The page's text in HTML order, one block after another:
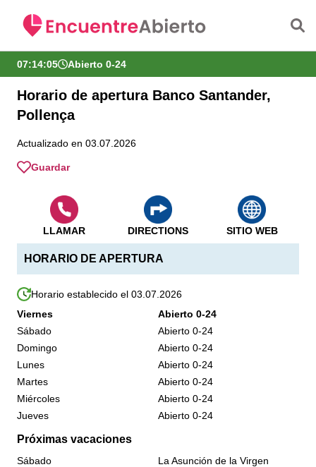
07:14:05 Abierto 0-24
Horario de apertura Banco Santander,
Pollença
Actualizado en 03.07.2026
Guardar
HORARIO DE APERTURA
Horario establecido el 03.07.2026
Viernes
Abierto 0-24
Sábado
Abierto 0-24
Domingo
Abierto 0-24
Lunes
Abierto 0-24
Martes
Abierto 0-24
Miércoles
Abierto 0-24
Jueves
Abierto 0-24
Próximas vacaciones
Sábado
La Asunción de la Virgen
LLAMAR DIRECTIONS SITIO WEB